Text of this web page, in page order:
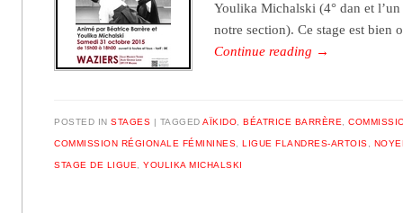
Youlika Michalski (4° dan et
notre section). Ce stage est bien
Continue reading →
POSTED INSTAGES TAGGEDAÏKIDO ,BÉATRICE BARRÈRE ,
COMMISSION RÉGIONALE FÉMININES ,LIGUE FLANDRES-ARTOIS
STAGE DE LIGUE ,YOULIKA MICHALSKI